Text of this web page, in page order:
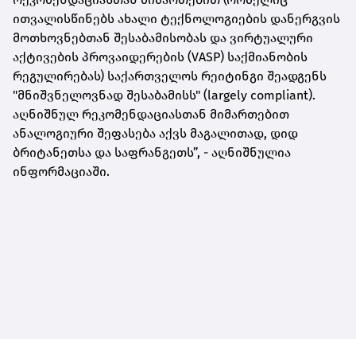
ითვალისწინებს ახალი ტექნოლოგიების დანერგვის
მოთხოვნებთან შესაბამისობას და ვირტუალური
აქტივების პროვაიდერების (VASP) საქმიანობის
რეგულირებას) საქართველოს რეიტინგი შეადგენს
"მნიშვნელოვნად შესაბამისს" (largely compliant).
აღნიშნულ რეკომენდაციასთან მიმართებით
ანალოგიური შეფასება აქვს მაგალითად, დიდ
ბრიტანეთსა და საფრანგეთს”, - აღნიშნულია
ინფორმაციაში.